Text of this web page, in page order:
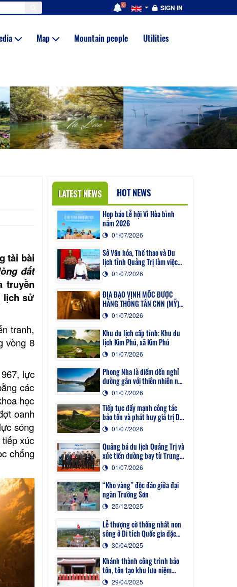
0 SIGN IN
Map Mountain people Utilities
tải bài
đất
truyền
lịch sử
tranh,
vòng 8
lực
các
học
oanh
sóng
xúc
chống
LATEST NEWS HOT NEWS
Họp báo Lễ hội Vì Hòa bình
năm 2026
01/07/2026
Sở Văn hóa, Thể thao và Du
lịch tỉnh Quảng Trị làm việc
với Cục Du lịch Quốc gia về Đề
án tổ chức Năm Du lịch Quốc
gia - Quảng Trị 2027
01/07/2026
ĐỊA ĐẠO VỊNH MỐC ĐƯỢC
HÃNG THÔNG TẤN CNN (MỸ)
ĐƯA TIN
01/07/2026
Khu du lịch cấp tỉnh: Khu du
lịch Kim Phú, xã Kim Phú
01/07/2026
Phong Nha là điểm đến nghỉ
dưỡng gắn với thiên nhiên nổi
bật tại Châu Á năm 2026
01/07/2026
Tiếp tục đẩy mạnh công tác
bảo tồn và phát huy giá trị Di
sản thiên nhiên thế giới Vườn
Quốc gia Phong Nha - Kẻ Bàng
01/07/2026
Quảng bá du lịch Quảng Trị và
xúc tiến đường bay từ Trung
Quốc đến Đồng Hới
01/07/2026
“Kho vàng” độc đáo giữa đại
ngàn Trường Sơn
25/12/2025
Lễ thượng cờ thống nhất non
sông ở Di tích Quốc gia đặc
biệt Đôi bờ Hiền Lương - Bến
Hải
30/04/2025
Khánh thành công trình bảo
tồn, tôn tạo khu lưu niệm
Tổng Bí thư Lê Duẩn
29/04/2025